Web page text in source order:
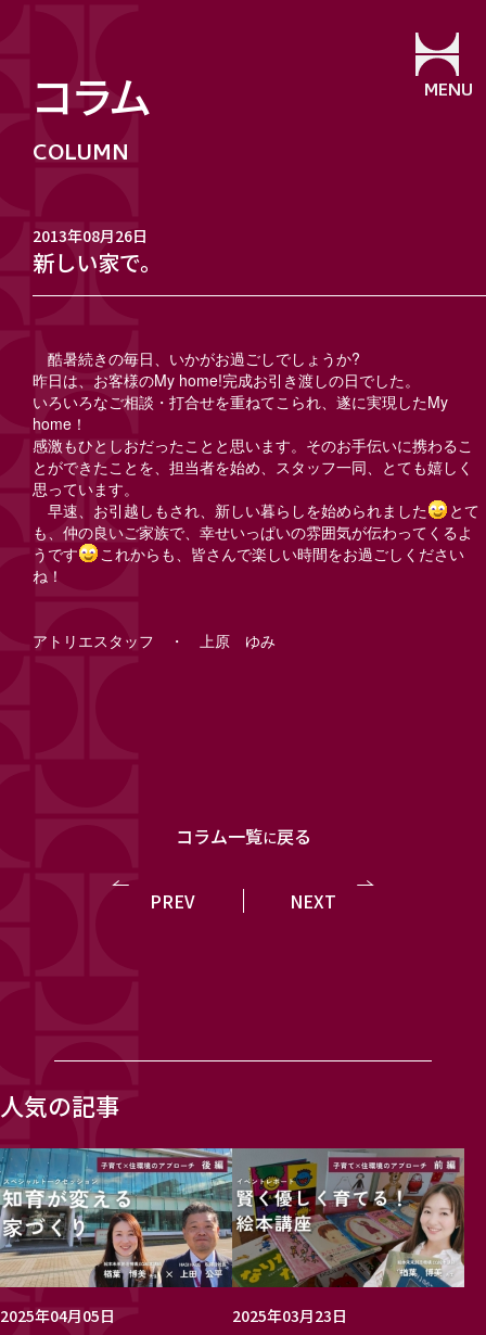
MENU
コラム
新しい家で。
2013年08月26日
酷暑続きの毎日、いかがお過ごしでしょうか?
昨日は、お客様のMy home!完成お引き渡しの日でした。
いろいろなご相談・打合せを重ねてこられ、遂に実現したMy
home！
感激もひとしおだったことと思います。そのお手伝いに携わるこ
とができたことを、担当者を始め、スタッフ一同、とても嬉しく
思っています。
早速、お引越しもされ、新しい暮らしを始められました
とて
も、仲の良いご家族で、幸せいっぱいの雰囲気が伝わってくるよ
うです
これからも、皆さんで楽しい時間をお過ごしください
ね！
アトリエスタッフ ・ 上原 ゆみ
PREV
コラム一覧に戻る
NEXT
人気の記事
2025年04月05日 2025年03月23日